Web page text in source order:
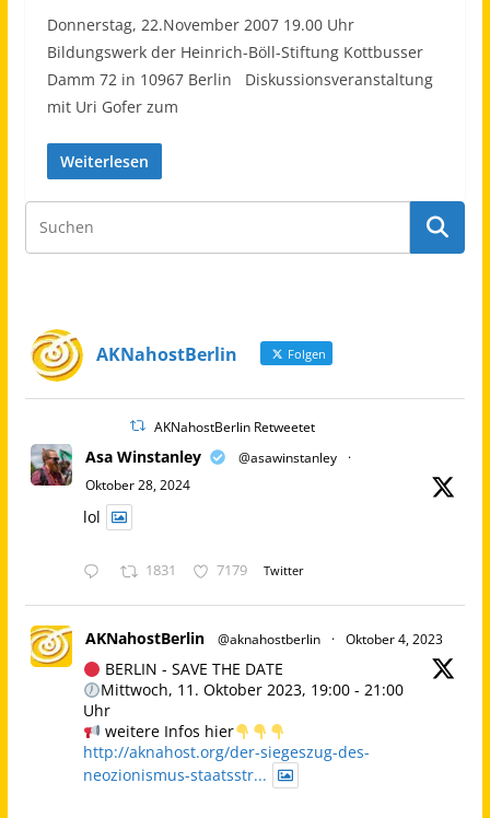
Donnerstag, 22.November 2007 19.00 Uhr
Bildungswerk der Heinrich-Böll-Stiftung Kottbusser
Damm 72 in 10967 Berlin Diskussionsveranstaltung
mit Uri Gofer zum
Weiterlesen
AKNahostBerlin Folgen
AKNahostBerlin Retweetet
Asa Winstanley @asawinstanley
·
Oktober 28, 2024
lol
1831 7179 Twitter
AKNahostBerlin @aknahostberlin · Oktober 4, 2023
BERLIN - SAVE THE DATE
Mittwoch, 11. Oktober 2023, 19:00 - 21:00
Uhr
weitere Infos hier
http://aknahost.org/der-siegeszug-des-
neozionismus-staatsstr...